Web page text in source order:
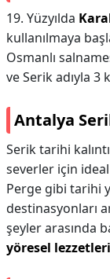
19. Yüzyılda
kullanılmaya
Osmanlı
ve Serik adıyla 3
Antalya
Serik tarihi
severler için
Perge gibi tarihi
destinasyonları
şeyler arasında
yöresel